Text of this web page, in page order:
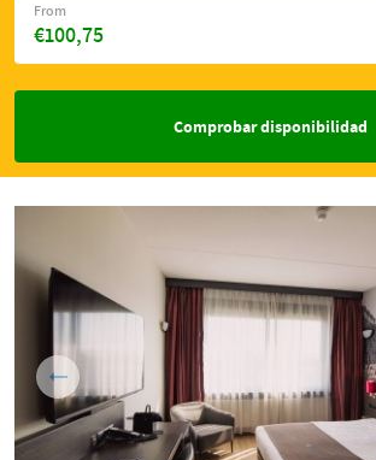
€100,75
From
Comprobar disponibilidad